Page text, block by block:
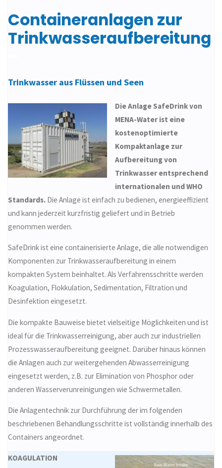
Containeranlagen zur
Trinkwasseraufbereitung
Trinkwasser aus Flüssen und Seen
Die Anlage SafeDrink von
MENA-Water ist eine
kostenoptimierte
Kompaktanlage zur
Aufbereitung von
Trinkwasser ent­sprech­end
internationalen und WHO
Standards. Die Anlage ist einfach zu bedienen, energieeffizient
und kann jederzeit kurzfristig geliefert und in Betrieb
genommen werden.
SafeDrink ist eine containerisierte Anlage, die alle notwendigen
Kom­ponen­ten zur Trinkwasseraufbereitung in einem
kompakten System beinhaltet. Als Verfahrensschritte werden
Koagulation, Flokkulation, Sedimentation, Filtration und
Desinfektion ein­gesetzt.
Die kompakte Bauweise bietet vielseitige Möglichkeiten und ist
ideal für die Trinkwasserreinigung, aber auch zur industriellen
Prozesswasseraufbereitung geeignet. Darüber hinaus können
die Anlagen auch zur weitergehenden Abwasserreinigung
eingesetzt werden, z.B. zur Elimination von Phosphor oder
anderen Wasserverunreinigungen wie Schwermetallen.
Die Anlagentechnik zur Durchführung der im folgenden
beschriebenen Behandlungsschritte ist vollständig innerhalb des
Containers angeordnet.
KOAGULATION